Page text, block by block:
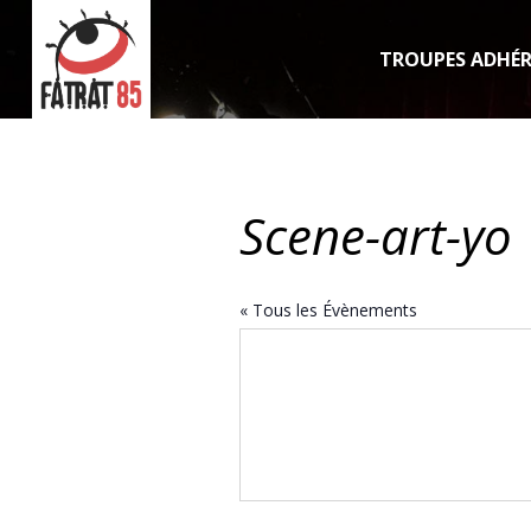
TROUPES
Scene-art-yo
« Tous les Évènements